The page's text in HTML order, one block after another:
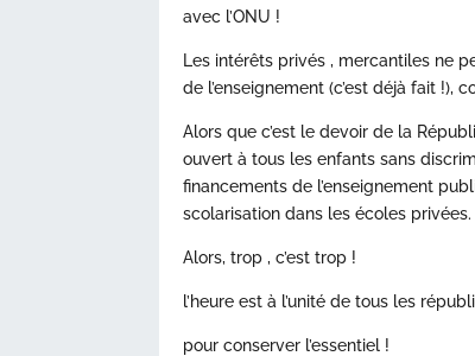
avec l’ONU !
Les intérêts privés , mercantiles ne
de l’enseignement (c’est déjà fait !),
Alors que c’est le devoir de la
ouvert à tous les enfants sans
financements de l’enseignement
scolarisation dans les écoles privées.
Alors, trop , c’est trop !
l’heure est à l’unité de tous les
pour conserver l’essentiel !